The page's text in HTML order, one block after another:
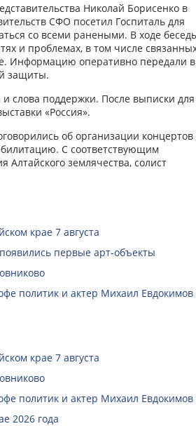
Николай Борисенко в
СФО посетил Госпиталь для
со всеми ранеными. В ходе
и проблемах, в том числе
Информацию оперативно передали в
защиты.
слова поддержки. После выписки
«Россия».
об организации концертов
С соответствующим
землячества, солист
крае 7 августа
первые арт-объекты
политик и актер Михаил Евдокимов
крае 7 августа
политик и актер Михаил Евдокимов
2026 года